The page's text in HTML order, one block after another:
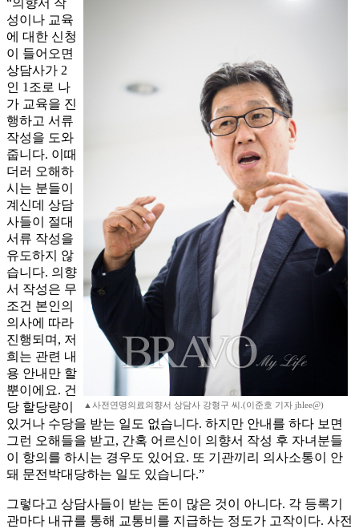
▲사전연명의료의향서 상담사 강형구 씨.(이준호 기자 jhlee@)
“의향서 작
성이나 교육
에 대한 신청
이 들어오면
상담사가 2
인 1조로 나
가 교육을 진
행하고 서류
작성을 도와
줍니다. 이때
더러 오해하
시는 분들이
계신데 상담
사들이 절대
서류 작성을
유도하지 않
습니다. 의향
서 작성은 무
조건 본인의
의사에 따라
진행되며, 저
희는 관련 내
용 안내만 할
뿐이에요. 건
당 할당량이
있거나 수당을 받는 일도 없습니다. 하지만 안내를 하다 보면
그런 오해들을 받고, 간혹 어르신이 의향서 작성 후 자녀분들
이 항의를 하시는 경우도 있어요. 또 기관끼리 의사소통이 안
돼 문전박대당하는 일도 있습니다.”
그렇다고 상담사들이 받는 돈이 많은 것이 아니다. 각 등록기
관마다 내규를 통해 교통비를 지급하는 정도가 고작이다. 사전